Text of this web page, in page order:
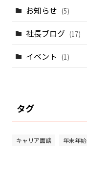
お知らせ (5)
社長ブログ (17)
イベント (1)
タグ
キャリア面談 年末年始